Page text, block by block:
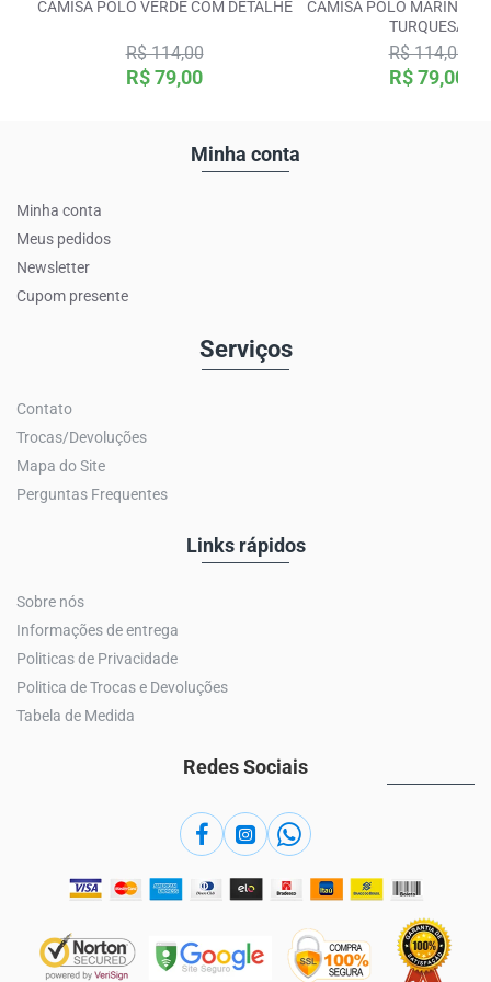
CAMISA POLO VERDE COM DETALHE
R$ 79,00
R$ 114,00
CAMISA POLO MARINHO
TURQUESA
R$ 79,00
R$ 114,00
Minha conta
Minha conta
Meus pedidos
Newsletter
Cupom presente
Serviços
Contato
Trocas/Devoluções
Mapa do Site
Perguntas Frequentes
Links rápidos
Sobre nós
Informações de entrega
Politicas de Privacidade
Politica de Trocas e Devoluções
Tabela de Medida
Redes Sociais